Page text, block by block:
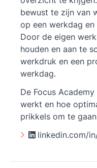
bewust te zijn van
op een werkdag
Door de eigen
houden en aan te
werkdruk en een
werkdag.
De Focus
werkt en hoe
prikkels om te
linkedin.com/